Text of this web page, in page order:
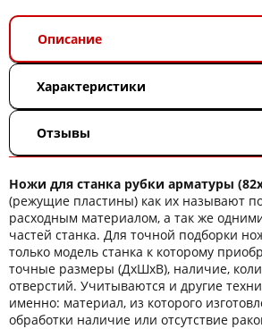
Описание
Характеристики
Отзывы
Ножи для станка рубки арматуры
(режущие пластины) как их называют
расходным материалом, а так же
частей станка. Для точной подборки
только модель станка к которому
точные размеры (ДхШхВ), наличие,
отверстий. Учитываются и другие
именно: материал, из которого
обработки наличие или отсутствие